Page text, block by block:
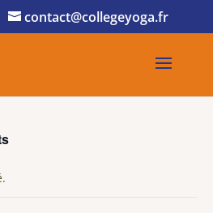
contact@collegeyoga.fr